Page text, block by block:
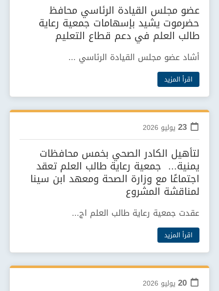
عضو مجلس القيادة الرئاسي محافظ
حضرموت يشيد بإسهامات جمعية رعاية
طالب العلم في دعم قطاع التعليم
أشاد عضو مجلس القيادة الرئاسي ...
اقرأ المزيد
23 يوليو 2026
لتأهيل الكادر الصحي بخمس محافظات
يمنية... جمعية رعاية طالب العلم تعقد
اجتماعًا مع وزارة الصحة ومعهد ابن سينا
لمناقشة المشروع
عقدت جمعية رعاية طالب العلم اج...
اقرأ المزيد
20 يوليو 2026